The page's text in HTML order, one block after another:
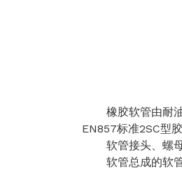
橡胶软管由耐油
EN857标准2SC型胶
软管接头、螺母
软管总成的软管